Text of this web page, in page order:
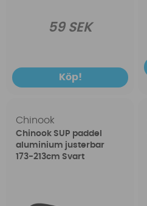
59 SEK
Köp!
Chinook
Chinook SUP paddel
aluminium justerbar
173-213cm Svart